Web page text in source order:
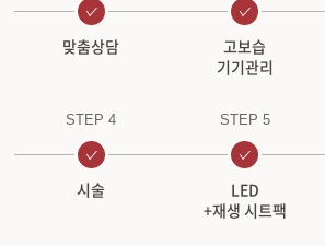
일산주엽점
제주점
맞춤상담
고보습
기기관리
STEP 4
시술
STEP 5
LED
+재생 시트팩